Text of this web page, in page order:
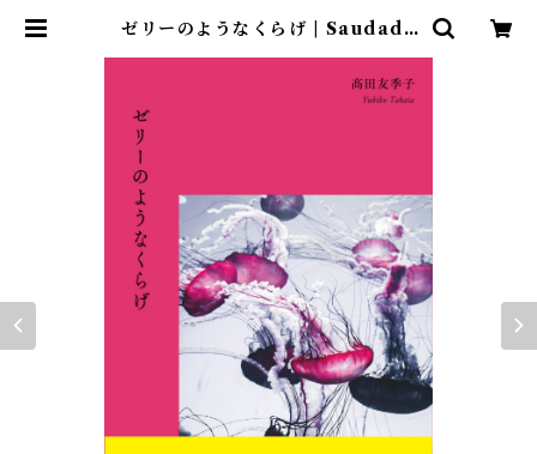
ゼリーのようなくらげ | Saudade